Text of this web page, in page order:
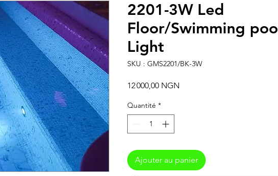
2201-3W Led
Floor/Swimming pool
Light
SKU : GMS2201/BK-3W
12 000,00 NGN
Quantité *
Ajouter au panier